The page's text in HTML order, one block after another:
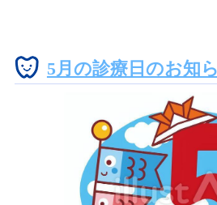
5月の診療日のお知